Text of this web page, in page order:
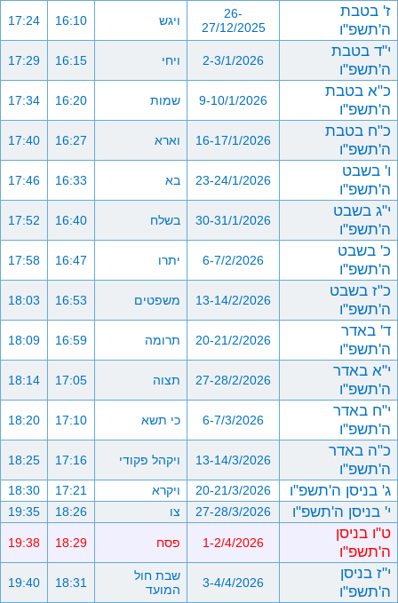
ז' בטבת
ה'תשפ"ו
26-
27/12/2025
ויגש 16:10
17:24
י"ד בטבת
ה'תשפ"ו
2-3/1/2026 ויחי 16:15
17:29
כ"א בטבת
ה'תשפ"ו
9-10/1/2026 שמות 16:20
17:34
כ"ח בטבת
ה'תשפ"ו
16-17/1/2026 וארא 16:27
17:40
ו' בשבט
ה'תשפ"ו
23-24/1/2026 בא 16:33
17:46
י"ג בשבט
ה'תשפ"ו
30-31/1/2026 בשלח 16:40
17:52
כ' בשבט
ה'תשפ"ו
6-7/2/2026 יתרו 16:47
17:58
כ"ז בשבט
ה'תשפ"ו
13-14/2/2026 משפטים 16:53
18:03
ד' באדר
ה'תשפ"ו
20-21/2/2026 תרומה 16:59
18:09
י"א באדר
ה'תשפ"ו
27-28/2/2026 תצוה 17:05
18:14
י"ח באדר
ה'תשפ"ו
6-7/3/2026 כי תשא 17:10
18:20
כ"ה באדר
ה'תשפ"ו
13-14/3/2026 ויקהל פקודי 17:16
18:25
ג' בניסן ה'תשפ"ו 20-21/3/2026 ויקרא 17:21
18:30
י' בניסן ה'תשפ"ו 27-28/3/2026 צו 18:26
19:35
ט"ו בניסן
ה'תשפ"ו
1-2/4/2026 פסח 18:29
19:38
י"ז בניסן
ה'תשפ"ו
3-4/4/2026
שבת חול
המועד
18:31
19:40